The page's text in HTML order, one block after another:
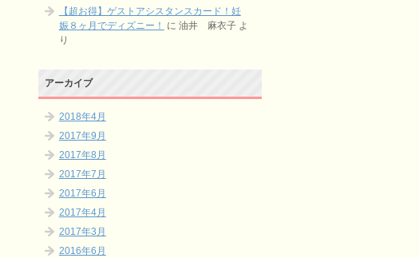
【超お得】ゲストアシスタンスカード！妊
娠８ヶ月でディズニー！
に 油井 麻衣子よ
り
アーカイブ
2018年4月
2017年9月
2017年8月
2017年7月
2017年6月
2017年4月
2017年3月
2016年6月